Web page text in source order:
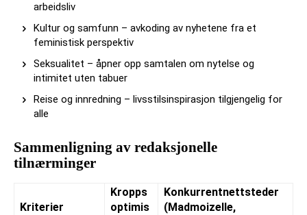
arbeidsliv
Kultur og samfunn – avkoding av nyhetene fra et
feministisk perspektiv
Seksualitet – åpner opp samtalen om nytelse og
intimitet uten tabuer
Reise og innredning – livsstilsinspirasjon tilgjengelig for
alle
Sammenligning av redaksjonelle
tilnærminger
Kriterier
Kropps
optimis
Konkurrentnettsteder
(Madmoizelle,